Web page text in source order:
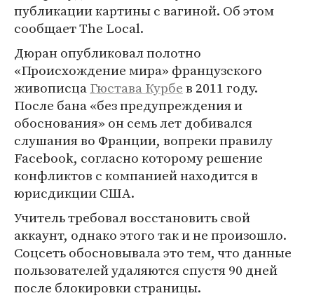
публикации картины с вагиной. Об этом
сообщает The Local.
Дюран опубликовал полотно
«Происхождение мира» французского
живописцаГюстава Курбев 2011 году.
После бана «без предупреждения и
обоснования» он семь лет добивался
слушания во Франции, вопреки правилу
Facebook, согласно которому решение
конфликтов с компанией находится в
юрисдикции США.
Учитель требовал восстановить свой
аккаунт, однако этого так и не произошло.
Соцсеть обосновывала это тем, что данные
пользователей удаляются спустя 90 дней
после блокировки страницы.